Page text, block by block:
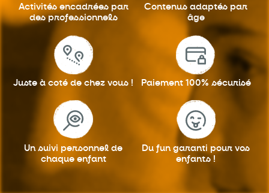
Activités encadrées par
des professionnels
Contenus adaptés par
âge
Juste à coté de chez vous ! Paiement 100% sécurisé
Un suivi personnel de
chaque enfant
Du fun garanti pour vos
enfants !